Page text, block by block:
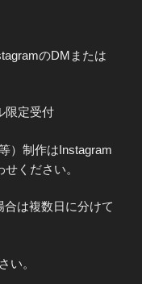
のDMまたは
限定受付
）制作はInstagram
ください。
は複数日に分けて
い。